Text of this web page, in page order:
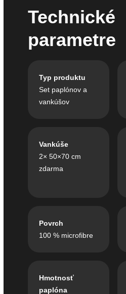
Technické
parametre
Typ produktu
Set paplónov a
vankúšov
Vankúše
2× 50×70 cm
zdarma
Povrch
100 % microfibre
Hmotnosť
paplóna